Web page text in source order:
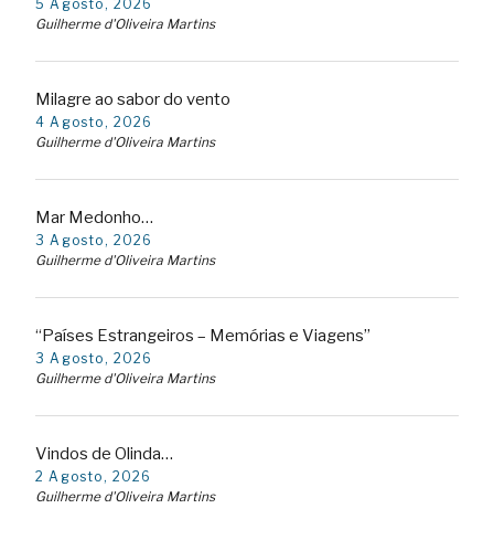
5 Agosto, 2026
Guilherme d'Oliveira Martins
Milagre ao sabor do vento
4 Agosto, 2026
Guilherme d'Oliveira Martins
Mar Medonho…
3 Agosto, 2026
Guilherme d'Oliveira Martins
“Países Estrangeiros – Memórias e Viagens”
3 Agosto, 2026
Guilherme d'Oliveira Martins
Vindos de Olinda…
2 Agosto, 2026
Guilherme d'Oliveira Martins